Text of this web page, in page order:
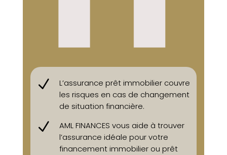
N
L’assurance prêt immobilier couvre
les risques en cas de changement
de situation financière.
N
AML FINANCES vous aide à trouver
l’assurance idéale pour votre
financement immobilier ou prêt